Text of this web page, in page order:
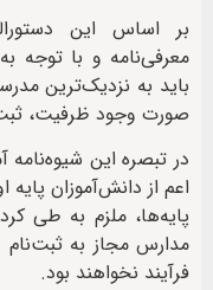
بر اساس این
معرفی‌نامه و با توجه
باید به نزدیک‌ترین
صورت وجود ظرفیت،
در تبصره این
اعم از دانش‌آموزان
پایه‌ها، ملزم به طی
مدارس مجاز به ثبت‌نام
فرآیند نخواهند بود.